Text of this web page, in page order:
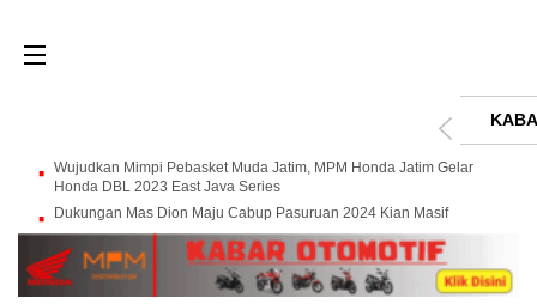
Wujudkan Mimpi Pebasket Muda Jatim, MPM Honda Jatim Gelar
Honda DBL 2023 East Java Series
Dukungan Mas Dion Maju Cabup Pasuruan 2024 Kian Masif